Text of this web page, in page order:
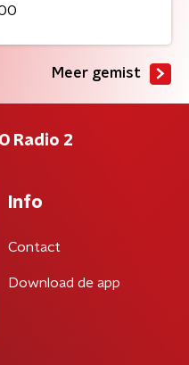
Meer gemist
Radio 2
Info
Contact
Download de app